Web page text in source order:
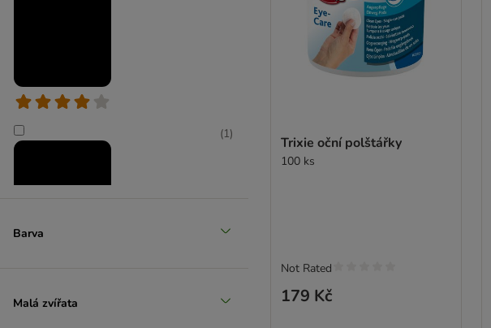
(1)
Barva
Malá zvířata
Trixie oční polštářky
100 ks
179 Kč
Not Rated